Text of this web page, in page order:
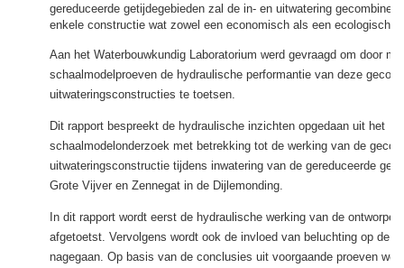
gereduceerde getijdegebieden zal de in- en uitwatering
enkele constructie wat zowel een economisch als een ecologisch
Aan het Waterbouwkundig Laboratorium werd gevraagd om door
schaalmodelproeven de hydraulische performantie van deze
uitwateringsconstructies te toetsen.
Dit rapport bespreekt de hydraulische inzichten opgedaan uit het
schaalmodelonderzoek met betrekking tot de werking van de
uitwateringsconstructie tijdens inwatering van de gereduceerde
Grote Vijver en Zennegat in de Dijlemonding.
In dit rapport wordt eerst de hydraulische werking van de
afgetoetst. Vervolgens wordt ook de invloed van beluchting op de
nagegaan. Op basis van de conclusies uit voorgaande proeven